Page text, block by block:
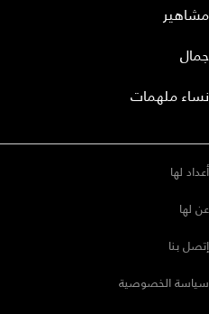
مشاهير
جمال
نساء ملهمات
أعداد لها
عن لها
إتصل بنا
سياسة الخصوصية